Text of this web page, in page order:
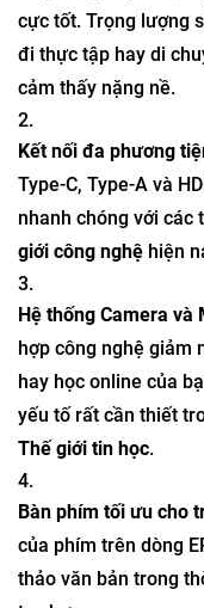
cực tốt. Trọng lượng
đi thực tập hay di
cảm thấy nặng nề.
Kết nối đa phương
Type-C, Type-A và
nhanh chóng với các
giới công nghệ hiện
Hệ thống Camera và
hợp công nghệ giảm
hay học online của
yếu tố rất cần thiết
Thế giới tin học.
Bàn phím tối ưu cho
của phím trên dòng
thảo văn bản trong